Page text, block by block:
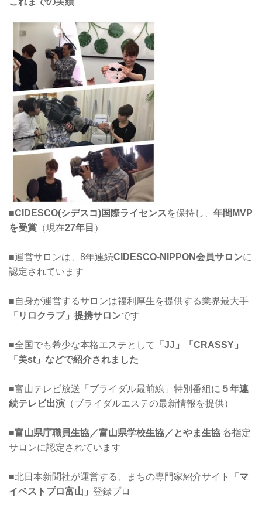
■CIDESCO(シデスコ)国際ライセンスを保持し、 年間MVP
を受賞 （現在27年目 ）
■運営サロンは、8年連続CIDESCO-NIPPON会員サロンに
認定されています
■自身が運営するサロンは福利厚生を提供する業界最大手
「リロクラブ」提携サロンです
■全国でも希少な本格エステとして
「JJ」「CRASSY」
「美st」などで紹介されました
■富山テレビ放送「ブライダル最前線」特別番組に ５年連
続テレビ出演 （ブライダルエステの最新情報を提供）
■富山県庁職員生協／富山県学校生協／とやま生協 各指定
サロンに認定されています
■北日本新聞社が運営する、まちの専門家紹介サイト
「マ
イベストプロ富山」 登録プロ